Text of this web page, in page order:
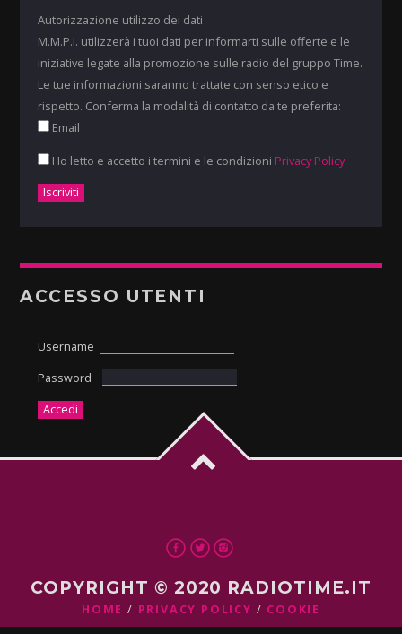
Autorizzazione utilizzo dei dati
M.M.P.I. utilizzerà i tuoi dati per informarti sulle offerte e le
iniziative legate alla promozione sulle radio del gruppo Time.
Le tue informazioni saranno trattate con senso etico e
rispetto. Conferma la modalità di contatto da te preferita:
Email
Ho letto e accetto i termini e le condizioni Privacy Policy
ACCESSO UTENTI
Username
Password
COPYRIGHT © 2020 RADIOTIME.IT
HOME PRIVACY POLICY COOKIE